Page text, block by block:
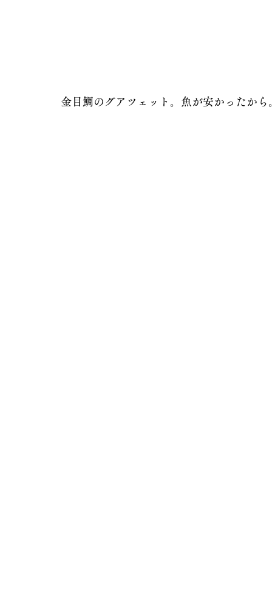
金目鯛のグアツェット。魚が安かったから